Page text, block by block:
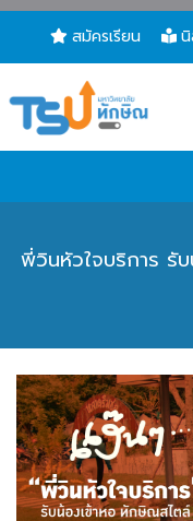
สมัครเรียน
พี่วินหัวใจบริการ รั